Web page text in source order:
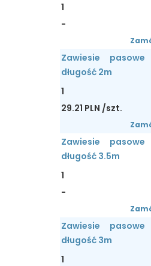
1
-
Zawiesie
długość 2m
1
29.21 PLN /szt.
Zawiesie
długość 3.5m
1
-
Zawiesie
długość 3m
1